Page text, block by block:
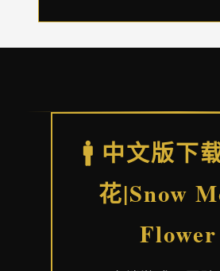
🚹 中文版下
花|Snow
Flower